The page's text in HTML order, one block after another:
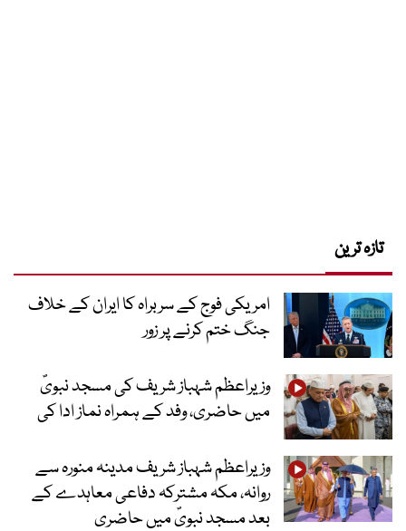
تازہ ترین
امریکی فوج کے سربراہ کا ایران کے خلاف
جنگ ختم کرنے پر زور
وزیراعظم شہباز شریف کی مسجد نبویؐ
میں حاضری، وفد کے ہمراہ نماز ادا کی
وزیراعظم شہباز شریف مدینہ منورہ سے
روانہ، مکہ مشترکہ دفاعی معاہدے کے
بعد مسجد نبویؐ میں حاضری